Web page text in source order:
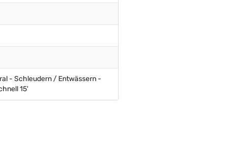
- Schleudern / Entwässern -
15'